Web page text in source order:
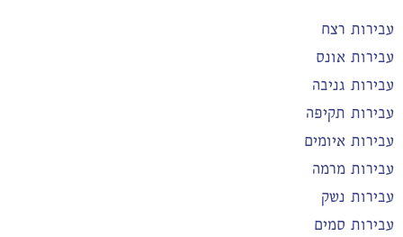
עבירות רצח
עבירות אונס
עבירות גניבה
עבירות תקיפה
עבירות איומים
עבירות מרמה
עבירות נשק
עבירות סמים